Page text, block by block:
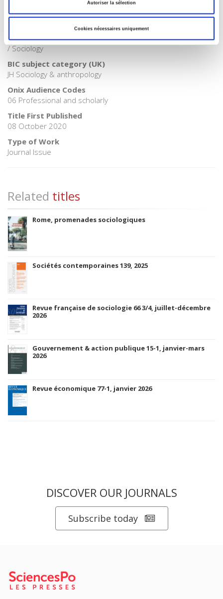
Autoriser la sélection
Cookies nécessaires uniquement
>Sociology
BISAC Subject Heading
SOC000000 SOCIAL SCIENCE > SOC026000 SOCIAL SCIENCE
/ Sociology
BIC subject category (UK)
JH Sociology & anthropology
Onix Audience Codes
06 Professional and scholarly
Title First Published
08 October 2020
Type of Work
Journal Issue
Related titles
Rome, promenades sociologiques
Sociétés contemporaines 139, 2025
Revue française de sociologie 66 3/4, juillet-décembre
2026
Gouvernement & action publique 15-1, janvier-mars
2026
Revue économique 77-1, janvier 2026
DISCOVER OUR JOURNALS
Subscribe today